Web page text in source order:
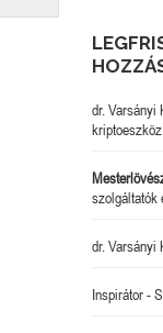
dr. Varsányi
szolgáltatók
dr. Varsányi
Inspirátor-